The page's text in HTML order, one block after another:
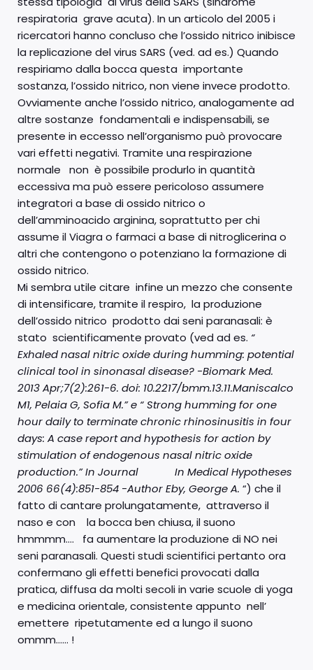
respiratoria grave acuta). In un articolo del 2005 i
ricercatori hanno concluso che l’ossido nitrico inibisce
la replicazione del virus SARS (ved. ad es.) Quando
respiriamo dalla bocca questa importante
sostanza, l’ossido nitrico, non viene invece prodotto.
Ovviamente anche l’ossido nitrico, analogamente ad
altre sostanze fondamentali e indispensabili, se
presente in eccesso nell’organismo può provocare
vari effetti negativi. Tramite una respirazione
normale non è possibile produrlo in quantità
eccessiva ma può essere pericoloso assumere
integratori a base di ossido nitrico o
dell’amminoacido arginina, soprattutto per chi
assume il Viagra o farmaci a base di nitroglicerina o
altri che contengono o potenziano la formazione di
ossido nitrico.
Mi sembra utile citare infine un mezzo che consente
di intensificare, tramite il respiro, la produzione
dell’ossido nitrico prodotto dai seni paranasali: è
stato scientificamente provato (ved ad es. “
Exhaled nasal nitric oxide during humming: potential
clinical tool in sinonasal disease? -Biomark Med.
2013 Apr;7(2):261-6. doi: 10.2217/bmm.13.11.Maniscalco
M1, Pelaia G, Sofia M.” e “ Strong humming for one
hour daily to terminate chronic rhinosinusitis in four
days: A case report and hypothesis for action by
stimulation of endogenous nasal nitric oxide
production.”In Journal In Medical Hypotheses
2006 66(4):851-854 -Author Eby, George A. “) che il
fatto di cantare prolungatamente, attraverso il
naso e con la bocca ben chiusa, il suono
hmmmm…. fa aumentare la produzione di NO nei
seni paranasali. Questi studi scientifici pertanto ora
confermano gli effetti benefici provocati dalla
pratica, diffusa da molti secoli in varie scuole di yoga
e medicina orientale, consistente appunto nell’
emettere ripetutamente ed a lungo il suono
ommm…… !